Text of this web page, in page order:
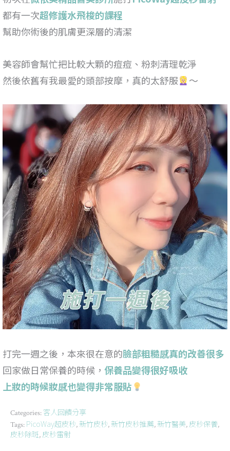
都有一次超修護水飛梭的課程
幫助你術後的肌膚更深層的清潔
美容師會幫忙把比較大顆的痘痘、粉刺清理乾淨
然後依舊有我最愛的頭部按摩，真的太舒服
～
打完一週之後，本來很在意的臉部粗糙感真的改善很多
回家做日常保養的時候， 保養品變得很好吸收
上妝的時候妝感也變得非常服貼
Categories: 客人回饋分享
Tags: PicoWay超皮秒, 新竹皮秒, 新竹皮秒推薦, 新竹醫美, 皮秒保養,
皮秒除斑, 皮秒雷射